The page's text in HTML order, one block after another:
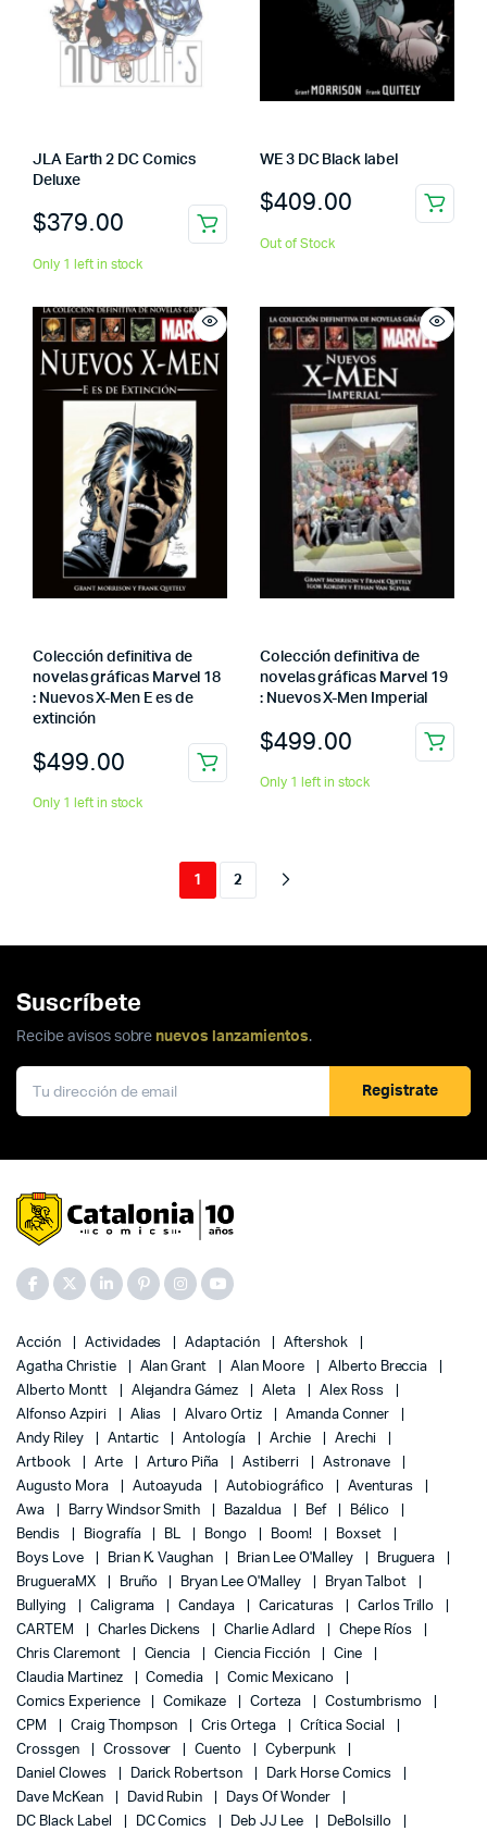
JLA Earth 2 DC Comics
Deluxe
$379.00
Only 1 left in stock
WE 3 DC Black label
$409.00
Out of Stock
Colección definitiva de
novelas gráficas Marvel 18
: Nuevos X-Men E es de
extinción
$499.00
Only 1 left in stock
Colección definitiva de
novelas gráficas Marvel 19
: Nuevos X-Men Imperial
$499.00
Only 1 left in stock
1 2
Suscríbete
Recibe avisos sobre nuevos lanzamientos.
Registrate
Acción Actividades Adaptación
Aftershok
Agatha Christie
Alan Grant Alan Moore
Alberto Breccia
Alberto Montt
Alejandra Gámez Aleta
Alex Ross
Alfonso Azpiri
Alias Alvaro Ortiz
Amanda Conner
Andy Riley
Antartic Antología Archie
Arechi
Artbook
Arte Arturo Piña Astiberri
Astronave
Augusto Mora
Autoayuda Autobiográfico
Aventuras
Awa
Barry Windsor Smith Bazaldua Bef
Bélico
Bendis
Biografía BL Bongo Boom!
Boxset
Boys Love
Brian K. Vaughan Brian Lee O'Malley
Bruguera
BrugueraMX
Bruño Bryan Lee O'Malley
Bryan Talbot
Bullying
Caligrama Candaya Caricaturas
Carlos Trillo
CARTEM
Charles Dickens Charlie Adlard
Chepe Ríos
Chris Claremont
Ciencia Ciencia Ficción
Cine
Claudia Martinez
Comedia
Comic Mexicano
Comics Experience
Comikaze Corteza
Costumbrismo
CPM
Craig Thompson Cris Ortega
Crítica Social
Crossgen
Crossover Cuento
Cyberpunk
Daniel Clowes
Darick Robertson
Dark Horse Comics
Dave McKean
David Rubin
Days Of Wonder
DC Black Label
DC Comics Deb JJ Lee
DeBolsillo